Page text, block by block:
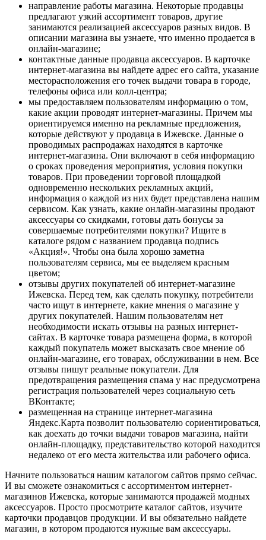
направление работы магазина. Некоторые продавцы
предлагают узкий ассортимент товаров, другие
занимаются реализацией аксессуаров разных видов. В
описании магазина вы узнаете, что именно продается в
онлайн-магазине;
контактные данные продавца аксессуаров. В карточке
интернет-магазина вы найдете адрес его сайта, указание
месторасположения его точек выдачи товара в городе,
телефоны офиса или колл-центра;
мы предоставляем пользователям информацию о том,
какие акции проводят интернет-магазины. Причем мы
ориентируемся именно на рекламные предложения,
которые действуют у продавца в Ижевске. Данные о
проводимых распродажах находятся в карточке
интернет-магазина. Они включают в себя информацию
о сроках проведения мероприятия, условия покупки
товаров. При проведении торговой площадкой
одновременно нескольких рекламных акций,
информация о каждой из них будет представлена нашим
сервисом. Как узнать, какие онлайн-магазины продают
аксессуары со скидками, готовы дать бонусы за
совершаемые потребителями покупки? Ищите в
каталоге рядом с названием продавца подпись
«Акция!». Чтобы она была хорошо заметна
пользователям сервиса, мы ее выделяем красным
цветом;
отзывы других покупателей об интернет-магазине
Ижевска. Перед тем, как сделать покупку, потребители
часто ищут в интернете, какие мнения о магазине у
других покупателей. Нашим пользователям нет
необходимости искать отзывы на разных интернет-
сайтах. В карточке товара размещена форма, в которой
каждый покупатель может высказать свое мнение об
онлайн-магазине, его товарах, обслуживании в нем. Все
отзывы пишут реальные покупатели. Для
предотвращения размещения спама у нас предусмотрена
регистрация пользователей через социальную сеть
ВКонтакте;
размещенная на странице интернет-магазина
Яндекс.Карта позволит пользователю сориентироваться,
как доехать до точки выдачи товаров магазина, найти
онлайн-площадку, представительство которой находится
недалеко от его места жительства или рабочего офиса.
Начните пользоваться нашим каталогом сайтов прямо сейчас.
И вы сможете ознакомиться с ассортиментом интернет-
магазинов Ижевска, которые занимаются продажей модных
аксессуаров. Просто просмотрите каталог сайтов, изучите
карточки продавцов продукции. И вы обязательно найдете
магазин, в котором продаются нужные вам аксессуары.